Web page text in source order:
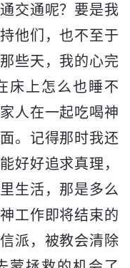
交通呢？要是我
他们，也不至于
些天，我的心完
床上怎么也睡不
人在一起吃喝神
。记得那时我还
好好追求真理，
生活，那是多么
工作即将结束的
派，被教会清除